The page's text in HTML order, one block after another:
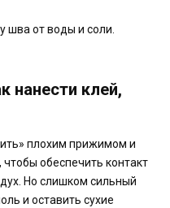
шва от воды и соли.
нанести клей,
плохим прижимом и
обеспечить контакт
Но слишком сильный
и оставить сухие